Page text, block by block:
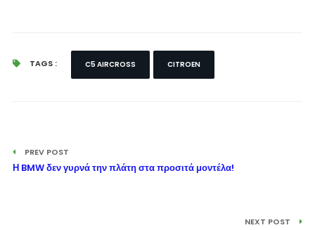
TAGS : C5 AIRCROSS CITROEN
PREV POST
Η BMW δεν γυρνά την πλάτη στα προσιτά μοντέλα!
NEXT POST